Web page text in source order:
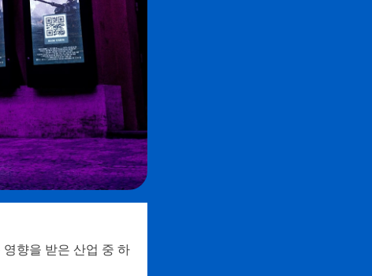
향을 받은 산업 중 하